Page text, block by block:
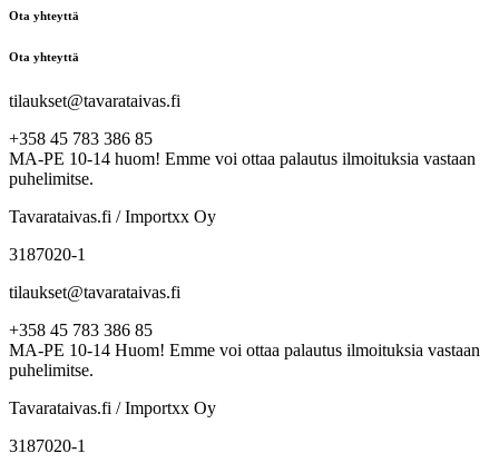
Ota yhteyttä
Ota yhteyttä
tilaukset@tavarataivas.fi
+358 45 783 386 85
MA-PE 10-14 huom! Emme voi ottaa palautus ilmoituksia vastaan
puhelimitse.
Tavarataivas.fi / Importxx Oy
3187020-1
tilaukset@tavarataivas.fi
+358 45 783 386 85
MA-PE 10-14 Huom! Emme voi ottaa palautus ilmoituksia vastaan
puhelimitse.
Tavarataivas.fi / Importxx Oy
3187020-1